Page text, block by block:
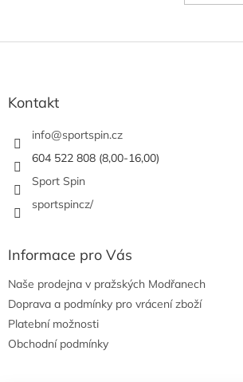
Z
Kontakt
info@sportspin.cz
604 522 808 (8,00-16,00)
Sport Spin
sportspincz/
Informace pro Vás
Naše prodejna v pražských Modřanech
Doprava a podmínky pro vrácení zboží
Platební možnosti
Obchodní podmínky